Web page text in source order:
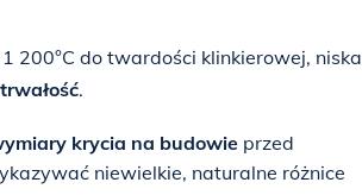
200°C do twardości klinkierowej, niska
.
krycia na budowie przed
niewielkie, naturalne różnice